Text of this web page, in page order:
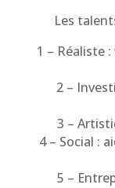
Les
1 – Réaliste
2 –
3 –
4 – Social :
5 –